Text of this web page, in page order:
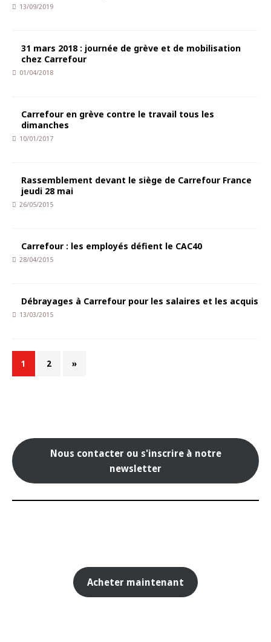
13/09/2019
31 mars 2018 : journée de grève et de mobilisation
chez Carrefour
01/04/2018
Carrefour en grève contre le travail tous les
dimanches
10/01/2017
Rassemblement devant le siège de Carrefour France
jeudi 28 mai
26/05/2015
Carrefour : les employés défient le CAC40
28/04/2015
Débrayages à Carrefour pour les salaires et les acquis
13/03/2015
1 2 »
Nous contacter ou s'inscrire à notre
newsletter
Acheter maintenant